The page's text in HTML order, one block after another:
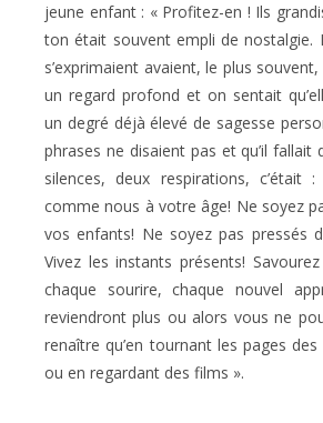
jeune enfant : « Profitez-en ! Ils
ton était souvent empli de nostalgie.
s’exprimaient avaient, le plus
un regard profond et on sentait
un degré déjà élevé de sagesse
phrases ne disaient pas et qu’il fallait
silences, deux respirations, c’était
comme nous à votre âge! Ne soyez
vos enfants! Ne soyez pas pressés
Vivez les instants présents!
chaque sourire, chaque nouvel
reviendront plus ou alors vous ne
renaître qu’en tournant les pages
ou en regardant des films ».